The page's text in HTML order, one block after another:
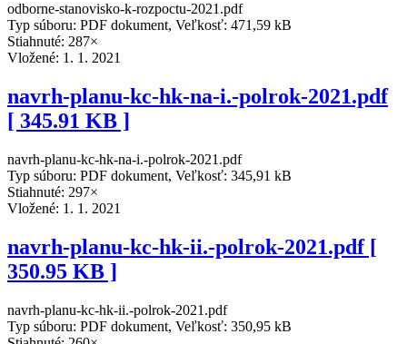
odborne-stanovisko-k-rozpoctu-2021.pdf
Typ súboru: PDF dokument, Veľkosť: 471,59 kB
Stiahnuté: 287×
Vložené: 1. 1. 2021
navrh-planu-kc-hk-na-i.-polrok-2021.pdf
[ 345.91 KB ]
navrh-planu-kc-hk-na-i.-polrok-2021.pdf
Typ súboru: PDF dokument, Veľkosť: 345,91 kB
Stiahnuté: 297×
Vložené: 1. 1. 2021
navrh-planu-kc-hk-ii.-polrok-2021.pdf [
350.95 KB ]
navrh-planu-kc-hk-ii.-polrok-2021.pdf
Typ súboru: PDF dokument, Veľkosť: 350,95 kB